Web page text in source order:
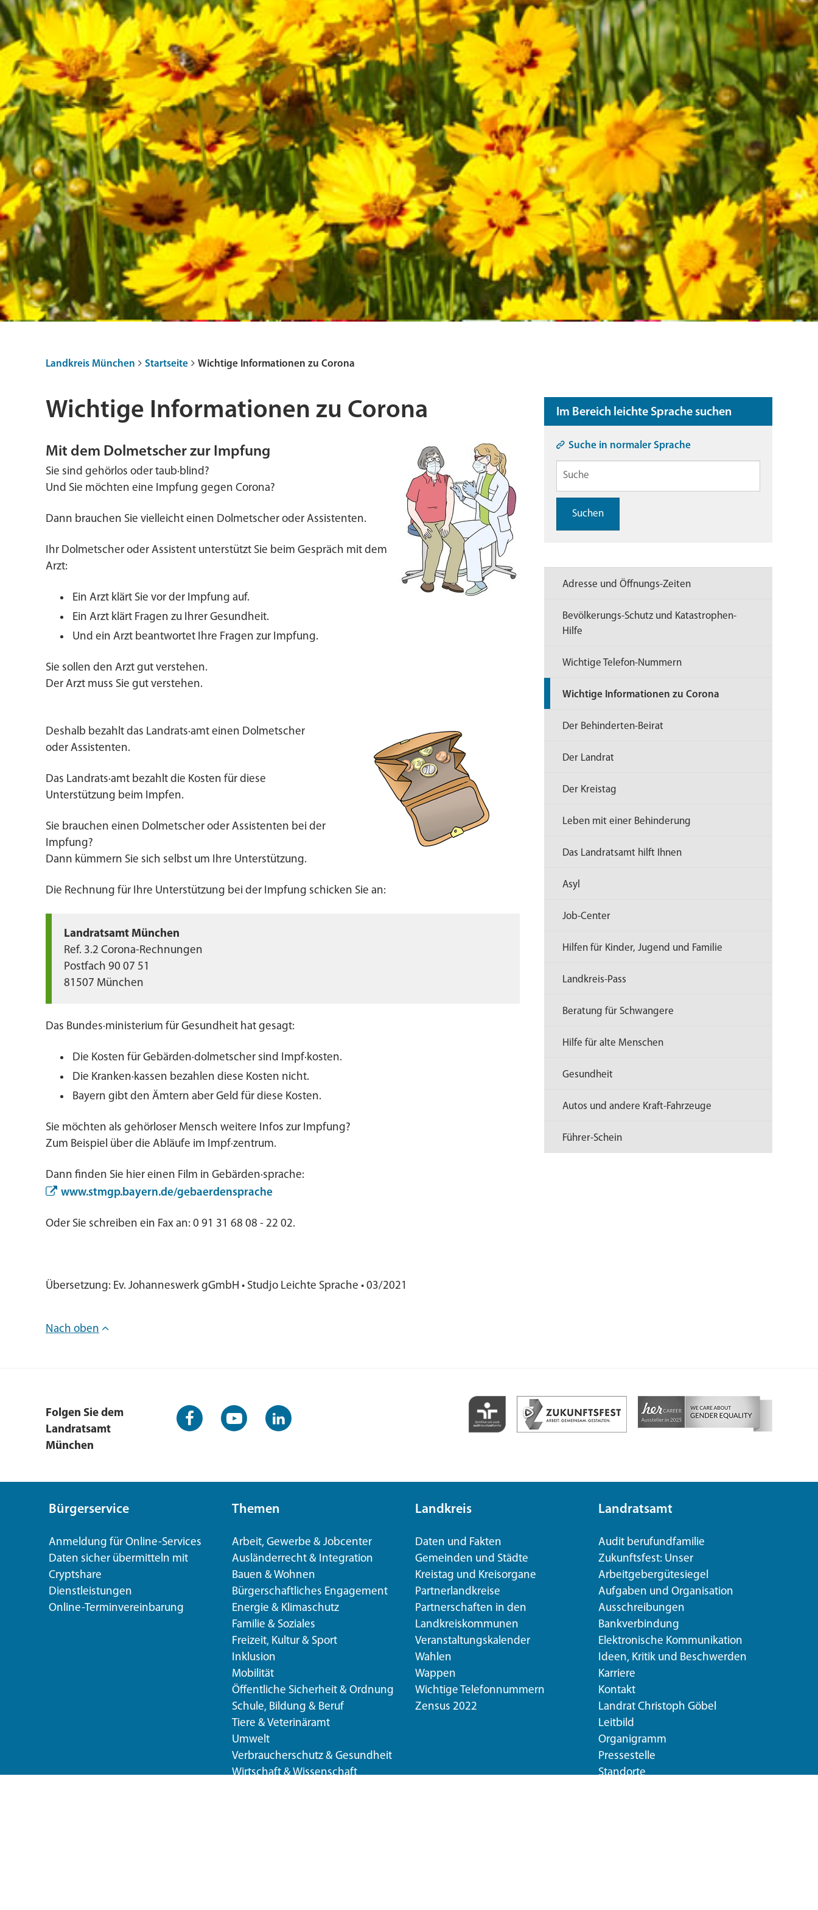
Landkreis München Startseite Wichtige Informationen zu Corona
Wichtige Informationen zu Corona
Mit dem Dolmetscher zur Impfung
Sie sind gehörlos oder taub·blind?
Und Sie möchten eine Impfung gegen Corona?
Dann brauchen Sie vielleicht einen Dolmetscher oder Assistenten.
Ihr Dolmetscher oder Assistent unterstützt Sie beim Gespräch mit dem
Arzt:
Ein Arzt klärt Sie vor der Impfung auf.
Ein Arzt klärt Fragen zu Ihrer Gesundheit.
Und ein Arzt beantwortet Ihre Fragen zur Impfung.
Sie sollen den Arzt gut verstehen.
Der Arzt muss Sie gut verstehen.
Deshalb bezahlt das Landrats·amt einen Dolmetscher
oder Assistenten.
Das Landrats·amt bezahlt die Kosten für diese
Unterstützung beim Impfen.
Sie brauchen einen Dolmetscher oder Assistenten bei der
Impfung?
Dann kümmern Sie sich selbst um Ihre Unterstützung.
Die Rechnung für Ihre Unterstützung bei der Impfung schicken Sie an:
Landratsamt München
Ref. 3.2 Corona-Rechnungen
Postfach 90 07 51
81507 München
Das Bundes·ministerium für Gesundheit hat gesagt:
Die Kosten für Gebärden·dolmetscher sind Impf·kosten.
Die Kranken·kassen bezahlen diese Kosten nicht.
Bayern gibt den Ämtern aber Geld für diese Kosten.
Sie möchten als gehörloser Mensch weitere Infos zur Impfung?
Zum Beispiel über die Abläufe im Impf·zentrum.
Dann finden Sie hier einen Film in Gebärden·sprache:
www.stmgp.bayern.de/gebaerdensprache
Oder Sie schreiben ein Fax an: 0 91 31 68 08 - 22 02.
Übersetzung: Ev. Johanneswerk gGmbH • Studjo Leichte Sprache • 03/2021
Im Bereich leichte Sprache suchen
Suche in normaler Sprache
Suchen
Adresse und Öffnungs-Zeiten
Bevölkerungs-Schutz und Katastrophen-
Hilfe
Wichtige Telefon-Nummern
Wichtige Informationen zu Corona
Der Behinderten-Beirat
Der Landrat
Der Kreistag
Leben mit einer Behinderung
Das Landratsamt hilft Ihnen
Asyl
Job-Center
Hilfen für Kinder, Jugend und Familie
Landkreis-Pass
Beratung für Schwangere
Hilfe für alte Menschen
Gesundheit
Autos und andere Kraft-Fahrzeuge
Führer-Schein
Nach oben
Folgen Sie dem
Landratsamt
München
Facebook-
Seite
YouTube-
Kanal
LinkedIn-
Kanal
Bürgerservice
Anmeldung für Online-Services
Daten sicher übermitteln mit
Cryptshare
Dienstleistungen
Online-Terminvereinbarung
Themen
Arbeit, Gewerbe & Jobcenter
Ausländerrecht & Integration
Bauen & Wohnen
Bürgerschaftliches Engagement
Energie & Klimaschutz
Familie & Soziales
Freizeit, Kultur & Sport
Inklusion
Mobilität
Öffentliche Sicherheit & Ordnung
Schule, Bildung & Beruf
Tiere & Veterinäramt
Umwelt
Verbraucherschutz & Gesundheit
Wirtschaft & Wissenschaft
Landkreis
Daten und Fakten
Gemeinden und Städte
Kreistag und Kreisorgane
Partnerlandkreise
Partnerschaften in den
Landkreiskommunen
Veranstaltungskalender
Wahlen
Wappen
Wichtige Telefonnummern
Zensus 2022
Landratsamt
Audit berufundfamilie
Zukunftsfest: Unser
Arbeitgebergütesiegel
Aufgaben und Organisation
Ausschreibungen
Bankverbindung
Elektronische Kommunikation
Ideen, Kritik und Beschwerden
Karriere
Kontakt
Landrat Christoph Göbel
Leitbild
Organigramm
Pressestelle
Standorte